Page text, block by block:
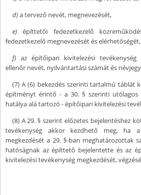
d)a tervező nevét, megnevezését,
e)építtetői fedezetkezelő
fedezetkezelő megnevezését és elérhetőségét,
f) az építőipari kivitelezési
ellenőr nevét, nyilvántartási számát és
(7) A (6) bekezdés szerinti tartalmú táblát
építményt érintő - a 30. § szerinti utólagos
hatálya alá tartozó - építőipari kivitelezési
(8) A 29. § szerint előzetes bejelentéshez
tevékenység akkor kezdhető meg, ha
megkezdését a 29. §-ban meghatározottak
hatóságnak az építtető bejelentette és az
kivitelezési tevékenység megkezdését,